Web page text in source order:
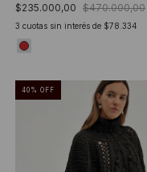
$235.000,00 $470.000,00
3 cuotas sin interés de $78.334
40 % OFF